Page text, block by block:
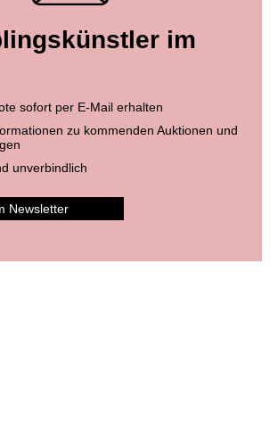
im
sofort per E-Mail erhalten
zu kommenden Auktionen und
unverbindlich
Newsletter